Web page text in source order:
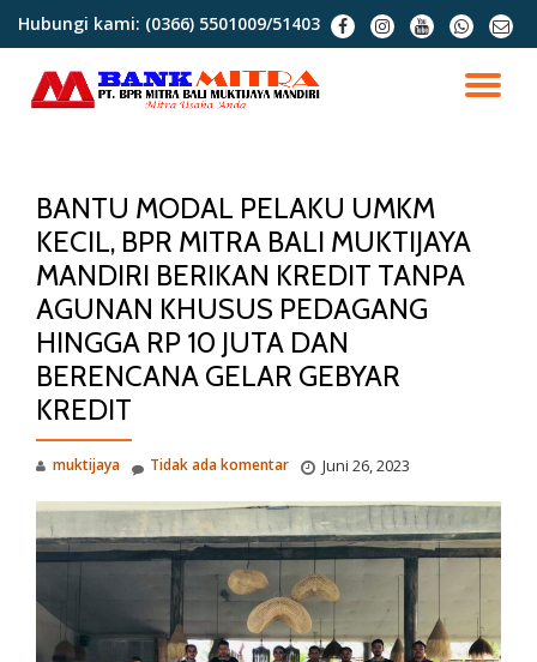
konten
Hubungi kami: (0366) 5501009/51403 fa-
facebook
fa-
instagram
fa-
youtube
fa-
whatsapp
fa-
o
BANTU MODAL PELAKU UMKM
KECIL, BPR MITRA BALI MUKTIJAYA
MANDIRI BERIKAN KREDIT TANPA
AGUNAN KHUSUS PEDAGANG
HINGGA RP 10 JUTA DAN
BERENCANA GELAR GEBYAR
KREDIT
muktijaya Juni 26, 2023
Tidak ada komentar